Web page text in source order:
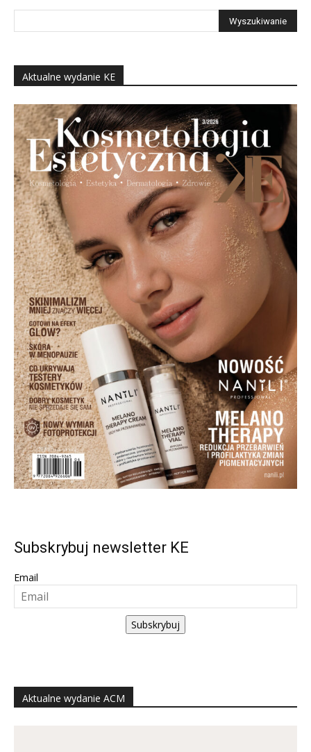
Aktualne wydanie KE
Subskrybuj newsletter KE
Email
Subskrybuj
Aktualne wydanie ACM